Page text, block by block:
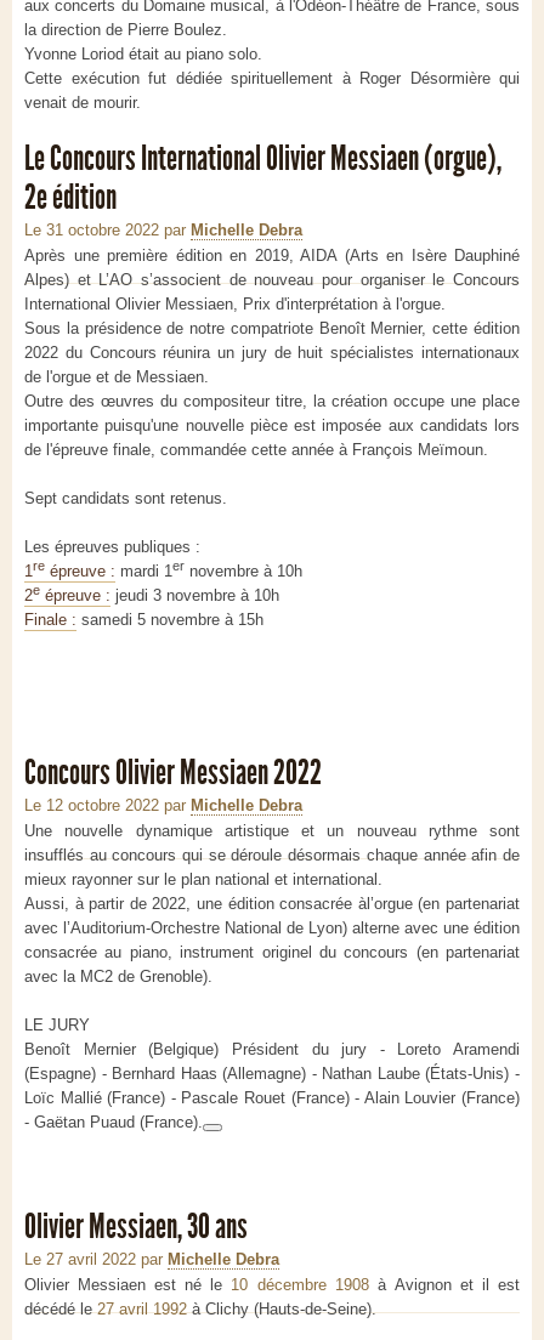
aux concerts du Domaine musical, à l'Odéon-Théâtre de France, sous
la direction de Pierre Boulez.
Yvonne Loriod était au piano solo.
Cette exécution fut dédiée spirituellement à Roger Désormière qui
venait de mourir.
Le Concours International Olivier Messiaen (orgue),
2e édition
Le 31 octobre 2022 par Michelle Debra
Après une première édition en 2019, AIDA (Arts en Isère Dauphiné
Alpes) et L’AO s’associent de nouveau pour organiser le Concours
International Olivier Messiaen, Prix d'interprétation à l'orgue.
Sous la présidence de notre compatriote Benoît Mernier, cette édition
2022 du Concours réunira un jury de huit spécialistes internationaux
de l'orgue et de Messiaen.
Outre des œuvres du compositeur titre, la création occupe une place
importante puisqu'une nouvelle pièce est imposée aux candidats lors
de l'épreuve finale, commandée cette année à François Meïmoun.
Sept candidats sont retenus.
Les épreuves publiques :
1re épreuve : mardi 1er novembre à 10h
2e épreuve : jeudi 3 novembre à 10h
Finale : samedi 5 novembre à 15h
Concours Olivier Messiaen 2022
Le 12 octobre 2022 par Michelle Debra
Une nouvelle dynamique artistique et un nouveau rythme sont
insufflés au concours qui se déroule désormais chaque année afin de
mieux rayonner sur le plan national et international.
Aussi, à partir de 2022, une édition consacrée àl’orgue (en partenariat
avec l’Auditorium-Orchestre National de Lyon) alterne avec une édition
consacrée au piano, instrument originel du concours (en partenariat
avec la MC2 de Grenoble).
LE JURY
Benoît Mernier (Belgique) Président du jury - Loreto Aramendi
(Espagne) - Bernhard Haas (Allemagne) - Nathan Laube (États-Unis) -
Loïc Mallié (France) - Pascale Rouet (France) - Alain Louvier (France)
- Gaëtan Puaud (France).
Olivier Messiaen, 30 ans
Le 27 avril 2022 par Michelle Debra
Olivier Messiaen est né le 10 décembre 1908à Avignon et il est
décédé le27 avril 1992à Clichy (Hauts-de-Seine).